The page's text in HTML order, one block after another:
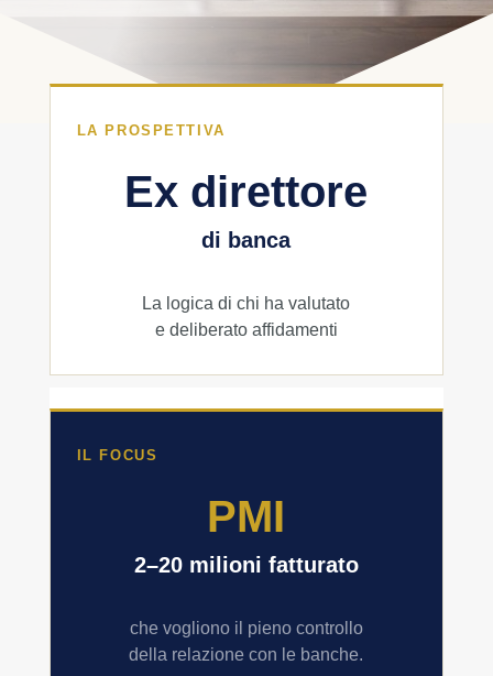
LA PROSPETTIVA
Ex direttore
di banca
La logica di chi ha valutato
e deliberato affidamenti
IL FOCUS
PMI
2–20 milioni fatturato
che vogliono il pieno controllo
della relazione con le banche.